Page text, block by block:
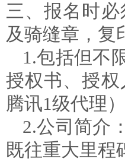
三、报名时
及骑缝章 ，
1.包括但不
授权书、授
腾讯1级代理
2.公司简介
既往重大里程